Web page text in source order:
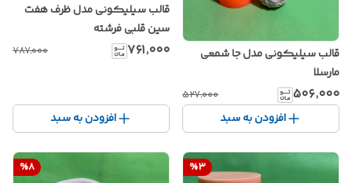
قالب سیلیکونی مدل جا شمعی
مارسلا
۵۰۶٬۰۰۰ ۵۲۷٬۰۰۰
افزودن به سبد
قالب سیلیکونی مدل ظرف هفت
سین قلبی فرشته
۷۶۱٬۰۰۰ ۷۸۷٬۰۰۰
افزودن به سبد
%3
%8